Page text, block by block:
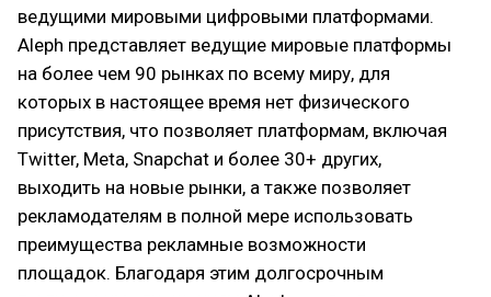
ведущими мировыми цифровыми платформами.
Aleph представляет ведущие мировые платформы
на более чем 90 рынках по всему миру, для
которых в настоящее время нет физического
присутствия, что позволяет платформам, включая
Twitter, Meta, Snapchat и более 30+ других,
выходить на новые рынки, а также позволяет
рекламодателям в полной мере использовать
преимущества рекламные возможности
площадок. Благодаря этим долгосрочным